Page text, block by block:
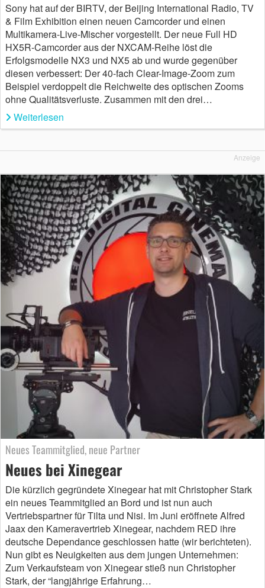
Sony hat auf der BIRTV, der Beijing International Radio, TV
& Film Exhibition einen neuen Camcorder und einen
Multikamera-Live-Mischer vorgestellt. Der neue Full HD
HX5R-Camcorder aus der NXCAM-Reihe löst die
Erfolgsmodelle NX3 und NX5 ab und wurde gegenüber
diesen verbessert: Der 40-fach Clear-Image-Zoom zum
Beispiel verdoppelt die Reichweite des optischen Zooms
ohne Qualitätsverluste. Zusammen mit den drei…
Weiterlesen
Anzeige
Neues Teammitglied, neue Partner
Neues bei Xinegear
Die kürzlich gegründete Xinegear hat mit Christopher Stark
ein neues Teammitglied an Bord und ist nun auch
Vertriebspartner für Tilta und Nisi. Im Juni eröffnete Alfred
Jaax den Kameravertrieb Xinegear, nachdem RED ihre
deutsche Dependance geschlossen hatte (wir berichteten).
Nun gibt es Neuigkeiten aus dem jungen Unternehmen:
Zum Verkaufsteam von Xinegear stieß nun Christopher
Stark, der “langjährige Erfahrung…